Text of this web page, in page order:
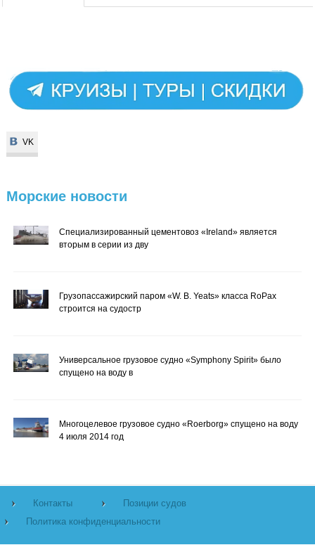
VK
VK
Морские новости
Специализированный цементовоз «Ireland» является
вторым в серии из дву
Грузопассажирский паром «W. B. Yeats» класса RoPax
строится на судостр
Универсальное грузовое судно «Symphony Spirit» было
спущено на воду в
Многоцелевое грузовое судно «Roerborg» спущено на воду
4 июля 2014 год
Контакты
Позиции судов
Политика конфиденциальности